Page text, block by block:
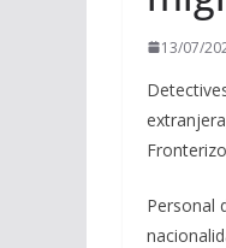
13/07/
Personal